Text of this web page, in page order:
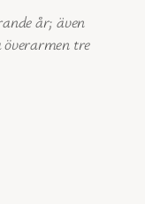
år; även
överarmen tre